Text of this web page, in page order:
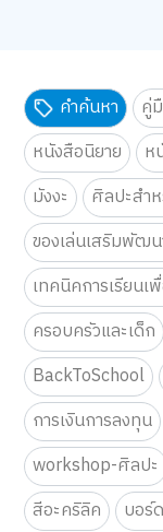
คำค้นหา คู่
หนังสือนิยาย
ห
มังงะ
ศิลปะสำ
ของเล่นเสริมพัฒ
เทคนิคการเรียน
ครอบครัวและเด็ก
BackToSchool
การเงินการลงทุน
workshop-ศิลปะ
สีอะคริลิค
บอร์